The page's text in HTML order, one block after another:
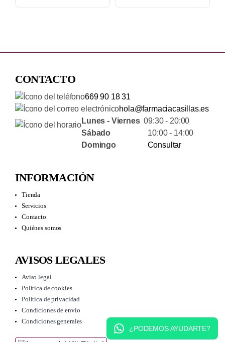
CONTACTO
669 90 18 31
hola@farmaciacasillas.es
Lunes - Viernes09:30 - 20:00
Sábado 10:00 - 14:00
Domingo
Consultar
INFORMACIÓN
Tienda
Servicios
Contacto
Quiénes somos
AVISOS LEGALES
Aviso legal
Política de cookies
Política de privacidad
Condiciones de envío
Condiciones generales
¿PODEMOS AYUDARTE?